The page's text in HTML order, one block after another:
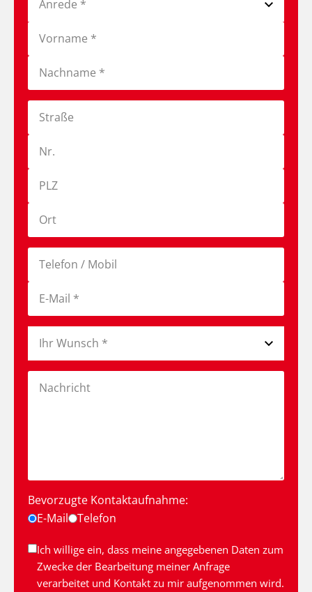
Bevorzugte Kontaktaufnahme:
E-Mail
Telefon
Ich willige ein, dass meine angegebenen Daten zum
Zwecke der Bearbeitung meiner Anfrage
verarbeitet und Kontakt zu mir aufgenommen wird.